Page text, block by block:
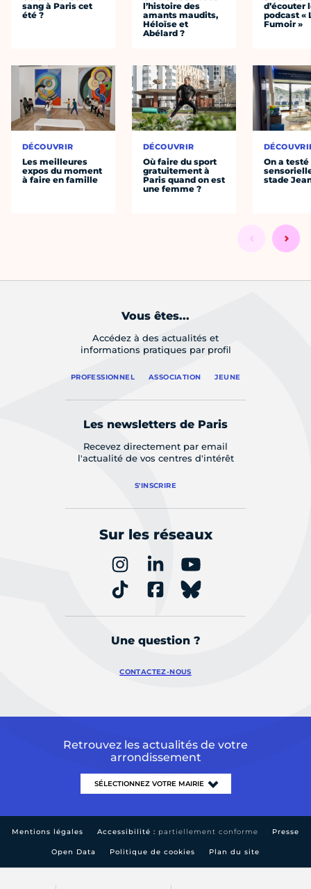
sang à Paris cet
été ?
DÉCOUVRIR
Les meilleures
expos du moment
à faire en famille
l’histoire des
amants maudits,
Héloïse et
Abélard ?
DÉCOUVRIR
Où faire du sport
gratuitement à
Paris quand on est
une femme ?
d’écouter
podcast «
Fumoir »
On a
stade
Vous êtes...
Accédez à des actualités et
informations pratiques par profil
PROFESSIONNEL ASSOCIATION JEUNE
Les newsletters de Paris
Recevez directement par email
l'actualité de vos centres d'intérêt
S'INSCRIRE
Sur les réseaux
Une question ?
CONTACTEZ-NOUS
Retrouvez les actualités de votre
arrondissement
Mentions légales Accessibilité : partiellement conforme Presse
Open Data Politique de cookies Plan du site